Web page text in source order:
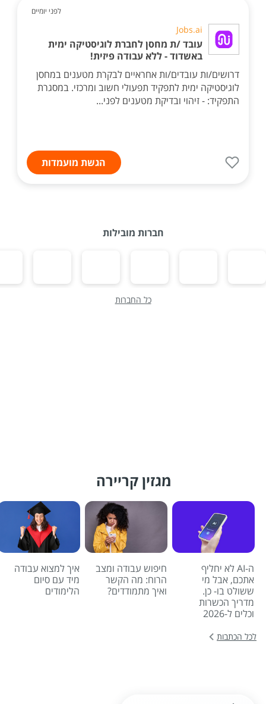
לפני יומיים
Jobs.ai
עובד /ת מחסן לחברת לוגיסטיקה ימית
באשדוד - ללא עבודה פיזית!
דרושים/ות עובדים/ות אחראיים לבקרת מטענים במחסן
לוגיסטיקה ימית לתפקיד תפעולי חשוב ומרכזי. במסגרת
התפקיד: - זיהוי ובדיקת מטענים לפני...
הגשת מועמדות
חברות מובילות
כל החברות
מגזין קריירה
ה-AI לא יחליף
אתכם, אבל מי
ששולט בו- כן.
מדריך הכשרות
וכלים ל-2026
חיפוש עבודה ומצב
הרוח: מה הקשר
ואיך מתמודדים?
איך למצוא עבודה
מיד עם סיום
הלימודים
לכל הכתבות